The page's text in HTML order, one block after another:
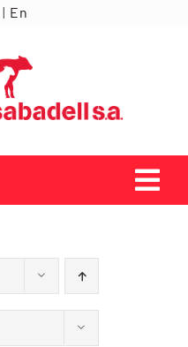
| En